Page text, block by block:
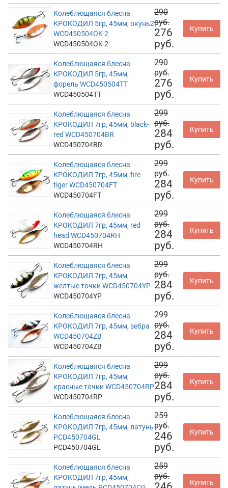
Колеблющаяся блесна
КРОКОДИЛ 5гр, 45мм, окунь2
WCD450504OK-2
WCD450504OK-2
290
руб.
276
руб.
Купить
Колеблющаяся блесна
КРОКОДИЛ 5гр, 45мм,
форель WCD450504TT
WCD450504TT
290
руб.
276
руб.
Купить
Колеблющаяся блесна
КРОКОДИЛ 7гр, 45мм, black-
red WCD450704BR
WCD450704BR
299
руб.
284
руб.
Купить
Колеблющаяся блесна
КРОКОДИЛ 7гр, 45мм, fire
tiger WCD450704FT
WCD450704FT
299
руб.
284
руб.
Купить
Колеблющаяся блесна
КРОКОДИЛ 7гр, 45мм, red
head WCD450704RH
WCD450704RH
299
руб.
284
руб.
Купить
Колеблющаяся блесна
КРОКОДИЛ 7гр, 45мм,
желтые точки WCD450704YP
WCD450704YP
299
руб.
284
руб.
Купить
Колеблющаяся блесна
КРОКОДИЛ 7гр, 45мм, зебра
WCD450704ZB
WCD450704ZB
299
руб.
284
руб.
Купить
Колеблющаяся блесна
КРОКОДИЛ 7гр, 45мм,
красные точки WCD450704RP
WCD450704RP
299
руб.
284
руб.
Купить
Колеблющаяся блесна
КРОКОДИЛ 7гр, 45мм, латунь
PCD450704GL
PCD450704GL
259
руб.
246
руб.
Купить
Колеблющаяся блесна
КРОКОДИЛ 7гр, 45мм,
259
руб.
Купить